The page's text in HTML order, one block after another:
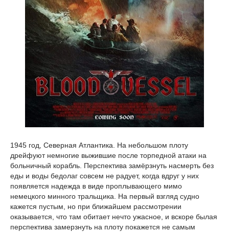
1945 год, Северная Атлантика. На небольшом плоту
дрейфуют немногие выжившие после торпедной атаки на
больничный корабль. Перспектива замёрзнуть насмерть без
еды и воды бедолаг совсем не радует, когда вдруг у них
появляется надежда в виде проплывающего мимо
немецкого минного тральщика. На первый взгляд судно
кажется пустым, но при ближайшем рассмотрении
оказывается, что там обитает нечто ужасное, и вскоре былая
перспектива замерзнуть на плоту покажется не самым